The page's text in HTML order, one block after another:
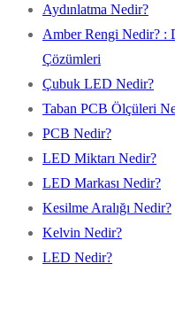
Aydınlatma Nedir?
Amber Rengi Nedir? :
Çözümleri
Çubuk LED Nedir?
Taban PCB Ölçüleri
PCB Nedir?
LED Miktarı Nedir?
LED Markası Nedir?
Kesilme Aralığı Nedir?
Kelvin Nedir?
LED Nedir?